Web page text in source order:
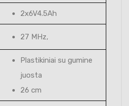
2x6V4.5Ah
27 MHz,
Plastikiniai su gumine
juosta
26 cm